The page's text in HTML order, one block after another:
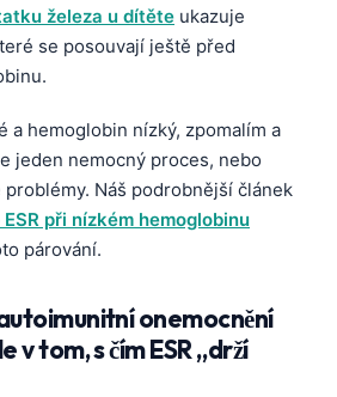
železa u dítěte ukazuje
se posouvají ještě před
a hemoglobin nízký, zpomalím a
jeden nemocný proces, nebo
Náš podrobnější článek
při nízkém hemoglobinu
párování.
onemocnění
v tom, s čím ESR „drží